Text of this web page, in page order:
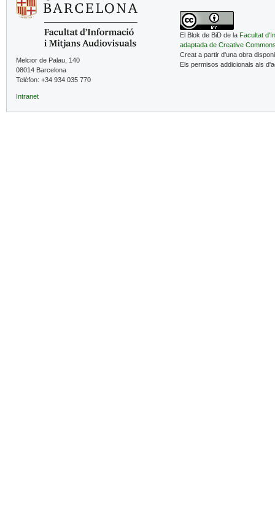
Melcior de Palau, 140
08014 Barcelona
Telèfon: +34 934 035 770
Intranet
El Blok de BiD de la Facultat
adaptada de Creative
Creat a partir d'una obra
Els permisos addicionals als